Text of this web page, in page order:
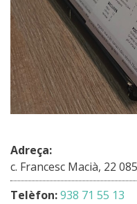
Adreça:
c. Francesc Macià, 22
Telèfon:938 71 55 13